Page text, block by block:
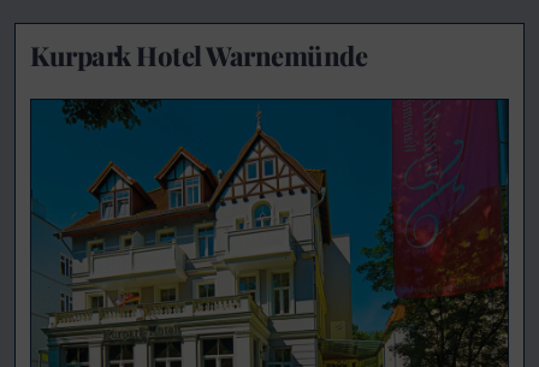
Kurpark Hotel Warnemünde